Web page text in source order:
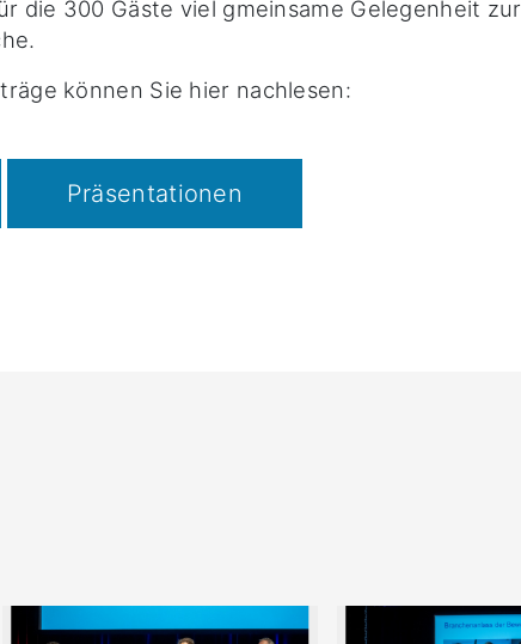
die 300 Gäste viel gmeinsame Gelegenheit zur
können Sie hier nachlesen:
Präsentationen